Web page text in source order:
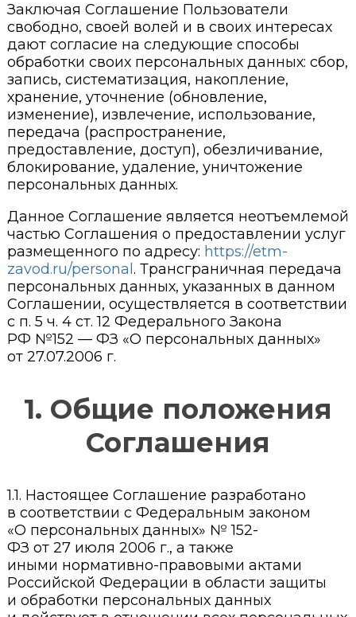
Заключая Соглашение Пользователи
свободно, своей волей и в своих интересах
дают согласие на следующие способы
обработки своих персональных данных: сбор,
запись, систематизация, накопление,
хранение, уточнение (обновление,
изменение), извлечение, использование,
передача (распространение,
предоставление, доступ), обезличивание,
блокирование, удаление, уничтожение
персональных данных.
Данное Соглашение является неотъемлемой
частью Соглашения о предоставлении услуг
размещенного по адресу: https://etm-
zavod.ru/personal . Трансграничная передача
персональных данных, указанных в данном
Соглашении, осуществляется в соответствии
с п. 5 ч. 4 ст. 12 Федерального Закона
РФ №152 — ФЗ «О персональных данных»
от 27.07.2006 г.
1. Общие положения
Соглашения
1.1. Настоящее Соглашение разработано
в соответствии с Федеральным законом
«О персональных данных» № 152-
ФЗ от 27 июля 2006 г., а также
иными нормативно-правовыми актами
Российской Федерации в области защиты
и обработки персональных данных